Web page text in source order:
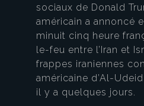
sociaux de Donald
américain a annoncé
minuit cinq heure
le-feu entre l’Iran et
frappes iraniennes
américaine d’Al-
il y a quelques jours.